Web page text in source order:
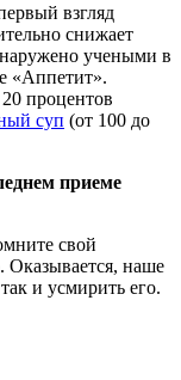
взгляд
снижает
учеными в
«Аппетит».
процентов
суп (от 100 до
приеме
свой
Оказывается, наше
и усмирить его.